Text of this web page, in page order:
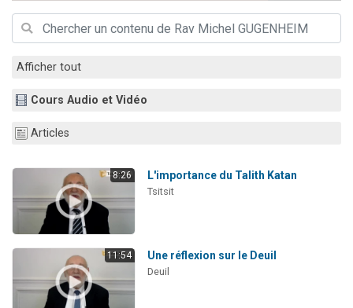
13 personnes viennent de demander une bénédiction
30 personnes viennent de faire un don pour Sauvez la jambe de Yohan
Afficher tout
Cours Audio et Vidéo
Articles
8:26 L'importance du Talith Katan
Tsitsit
11:54 Une réflexion sur le Deuil
Deuil